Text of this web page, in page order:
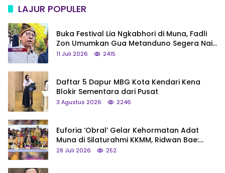
LAJUR POPULER
Buka Festival Lia Ngkabhori di Muna, Fadli
Zon Umumkan Gua Metanduno Segera Naik
Status Jadi Cagar Budaya Nasional
11 Juli 2026 2415
Daftar 5 Dapur MBG Kota Kendari Kena
Blokir Sementara dari Pusat
3 Agustus 2026 2246
Euforia ‘Obral’ Gelar Kehormatan Adat
Muna di Silaturahmi KKMM, Ridwan Bae:
Saya Bukan Tipe Begitu, Belum Pantas!
28 Juli 2026 252